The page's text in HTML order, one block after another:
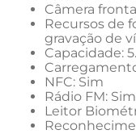
Câmera
Recursos de
gravação de
Capacidade:
NFC: Sim
Rádio FM: Sim
Leitor